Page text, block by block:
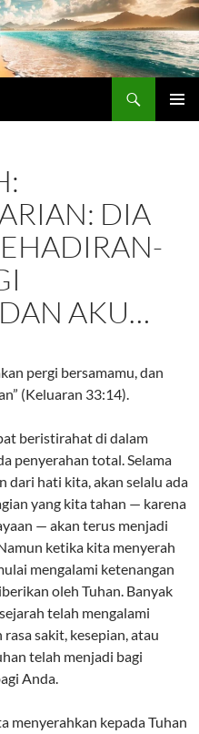
DIA
AKU…
pergi bersamamu, dan
(Keluaran 33:14).
beristirahat di dalam
penyerahan total. Selama
dari hati kita, akan selalu ada
yang kita tahan — karena
— akan terus menjadi
ketika kita menyerah
mengalami ketenangan
oleh Tuhan. Banyak
telah mengalami
sakit, kesepian, atau
telah menjadi bagi
Anda.
menyerahkan kepada Tuhan